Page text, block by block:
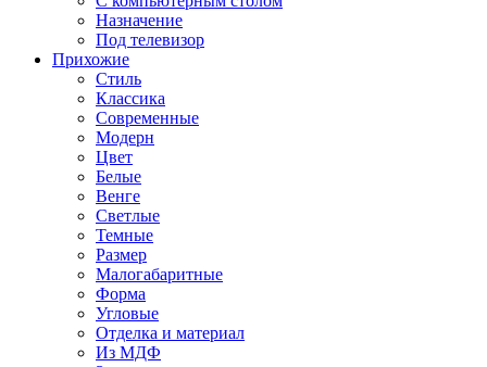
Назначение
Под телевизор
Прихожие
Стиль
Классика
Современные
Модерн
Цвет
Белые
Венге
Светлые
Темные
Размер
Малогабаритные
Форма
Угловые
Отделка и материал
Из МДФ